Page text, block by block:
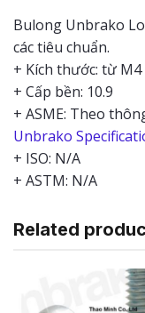
Bulong Unbrako
các tiêu chuẩn.
+ Kích thước: từ M4
+ Cấp bền: 10.9
+ ASME: Theo
Unbrako
+ ISO: N/A
+ ASTM: N/A
Related